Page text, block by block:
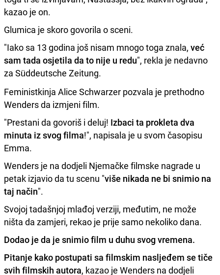
kazao je on.
Glumica je skoro govorila o sceni.
"Iako sa 13 godina još nisam mnogo toga znala, već
sam tada osjetila da to nije u redu", rekla je nedavno
za Süddeutsche Zeitung.
Feministkinja Alice Schwarzer pozvala je prethodno
Wenders da izmjeni film.
"Prestani da govoriš i deluj! Izbaci ta prokleta dva
minuta iz svog filma!", napisala je u svom časopisu
Emma.
Wenders je na dodjeli Njemačke filmske nagrade u
petak izjavio da tu scenu "više nikada ne bi snimio na
taj način".
Svojoj tadašnjoj mlađoj verziji, međutim, ne može
ništa da zamjeri, rekao je prije samo nekoliko dana.
Dodao je da je snimio film u duhu svog vremena.
Pitanje kako postupati sa filmskim nasljeđem se tiče
svih filmskih autora, kazao je Wenders na dodjeli